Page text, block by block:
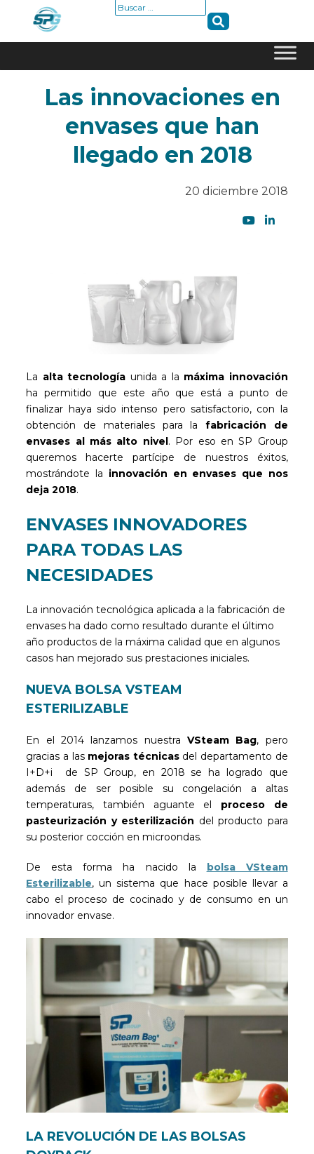
Buscar:
Las innovaciones en
envases que han
llegado en 2018
20 diciembre 2018
La alta tecnología unida a la máxima innovación
ha permitido que este año que está a punto de
finalizar haya sido intenso pero satisfactorio, con la
obtención de materiales para la fabricación de
envases al más alto nivel . Por eso en SP Group
queremos hacerte partícipe de nuestros éxitos,
mostrándote la innovación en envases que nos
deja 2018.
ENVASES INNOVADORES
PARA TODAS LAS
NECESIDADES
La innovación tecnológica aplicada a la fabricación de
envases ha dado como resultado durante el último
año productos de la máxima calidad que en algunos
casos han mejorado sus prestaciones iniciales.
NUEVA BOLSA VSTEAM
ESTERILIZABLE
En el 2014 lanzamos nuestra VSteam Bag, pero
gracias a las mejoras técnicasdel departamento de
I+D+i de SP Group, en 2018 se ha logrado que
además de ser posible su congelación a altas
temperaturas, también aguante el proceso de
pasteurización y esterilización del producto para
su posterior cocción en microondas.
De esta forma ha nacido la
bolsa VSteam
Esterilizable, un sistema que hace posible llevar a
cabo el proceso de cocinado y de consumo en un
innovador envase.
LA REVOLUCIÓN DE LAS BOLSAS